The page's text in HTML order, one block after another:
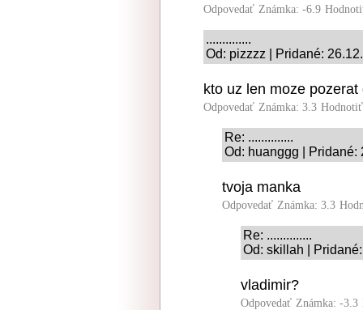
Odpovedať Známka: -6.9
..............
Od: pizzzz | Pridané:
kto uz len moze
Odpovedať Známka: 3.3
Re: ..............
Od: huanggg | Pridané:
tvoja manka
Odpovedať Známka: 3.3
Re: ..............
Od: skillah |
vladimir?
Odpovedať Známka: -3.3